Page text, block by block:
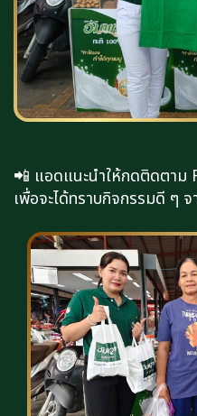
📲 แอดแนะนำให้กดติดตาม
เพื่อจะได้ทราบกิจกรรมดี ๆ